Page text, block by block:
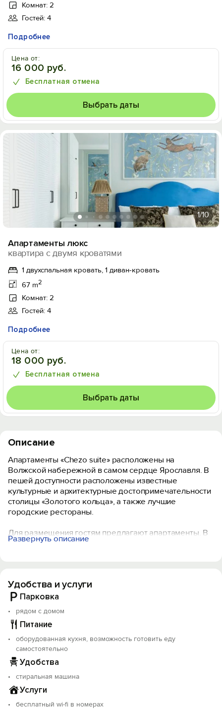
Комнат: 2
Гостей: 4
Подробнее
Цена от:
16 000 руб.
Бесплатная отмена
Выбрать даты
1/10
Апартаменты люкс
квартира с двумя кроватями
1 двухспальная кровать, 1 диван-кровать
67 m2
Комнат: 2
Гостей: 4
Подробнее
Цена от:
18 000 руб.
Бесплатная отмена
Выбрать даты
Описание
Апартаменты «Chezo suite» расположены нa
Волжской набережной в самом сердце Ярославля. В
пешей доступности расположены известные
культурные и архитектурные достопримечательности
столицы «Золотого кольца», а также лучшие
городские рестораны.
Для размещения гостям предлагают апартаменты. В
каждом из них есть все необходимое для
На территории работает бесплатный Wi-Fi. Для
бесплатная парковка.
Развернуть описание
Удобства и услуги
Парковка
рядом с домом
Питание
оборудованная кухня, возможность готовить еду
самостоятельно
Удобства
стиральная машина
Услуги
бесплатный wi-fi в номерах